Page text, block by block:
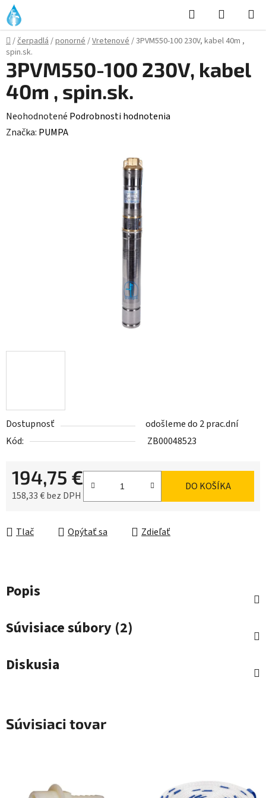
Prejsť
na
obsah
Hľadať
KOŠÍK
Domov
/čerpadlá/ponorné/Vretenové/3PVM550-100 230V, kabel 40m ,
spin.sk.
Dostupnosť
odošleme do 2 prac.dní
Kód:
ZB00048523
194,75 €
158,33 € bez DPH
DO KOŠÍKA
Tlač Opýtať sa Zdieľať
3PVM550-100 230V, kabel
40m , spin.sk.
Priemerné
hodnotenie
Neohodnotené Podrobnosti hodnotenia
Značka: PUMPA
Popis
Súvisiace súbory (2)
Diskusia
Súvisiaci tovar